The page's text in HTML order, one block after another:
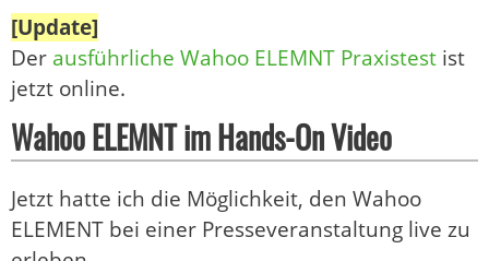
[Update]
Der ausführliche Wahoo ELEMNT Praxistest ist
jetzt online.
Wahoo ELEMNT im Hands-On Video
Jetzt hatte ich die Möglichkeit, den Wahoo
ELEMENT bei einer Presseveranstaltung live zu